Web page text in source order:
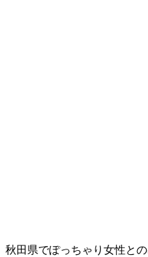
秋田県でぽっちゃり女性と